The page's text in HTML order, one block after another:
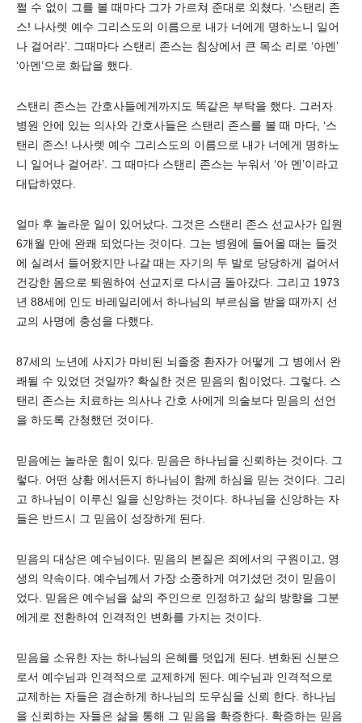
쩔 수 없이 그를 볼 때마다 그가 가르쳐 준대로 외쳤다. ‘스탠리 존
스! 나사렛 예수 그리스도의 이름으로 내가 너에게 명하노니 일어
나 걸어라’. 그때마다 스탠리 존스는 침상에서 큰 목소 리로 ‘아멘’
‘아멘’으로 화답을 했다.
스탠리 존스는 간호사들에게까지도 똑같은 부탁을 했다. 그러자
병원 안에 있는 의사와 간호사들은 스탠리 존스를 볼 때 마다, ‘스
탠리 존스! 나사렛 예수 그리스도의 이름으로 내가 너에게 명하노
니 일어나 걸어라’. 그 때마다 스탠리 존스는 누워서 ‘아 멘’이라고
대답하였다.
얼마 후 놀라운 일이 있어났다. 그것은 스탠리 존스 선교사가 입원
6개월 만에 완쾌 되었다는 것이다. 그는 병원에 들어올 때는 들것
에 실려서 들어왔지만 나갈 때는 자기의 두 발로 당당하게 걸어서
건강한 몸으로 퇴원하여 선교지로 다시금 돌아갔다. 그리고 1973
년 88세에 인도 바레일리에서 하나님의 부르심을 받을 때까지 선
교의 사명에 충성을 다했다.
87세의 노년에 사지가 마비된 뇌졸중 환자가 어떻게 그 병에서 완
쾌될 수 있었던 것일까? 확실한 것은 믿음의 힘이었다. 그렇다. 스
탠리 존스는 치료하는 의사나 간호 사에게 의술보다 믿음의 선언
을 하도록 간청했던 것이다.
믿음에는 놀라운 힘이 있다. 믿음은 하나님을 신뢰하는 것이다. 그
렇다. 어떤 상황 에서든지 하나님이 함께 하심을 믿는 것이다. 그리
고 하나님이 이루신 일을 신앙하는 것이다. 하나님을 신앙하는 자
들은 반드시 그 믿음이 성장하게 된다.
믿음의 대상은 예수님이다. 믿음의 본질은 죄에서의 구원이고, 영
생의 약속이다. 예수님께서 가장 소중하게 여기셨던 것이 믿음이
었다. 믿음은 예수님을 삶의 주인으로 인정하고 삶의 방향을 그분
에게로 전환하여 인격적인 변화를 가지는 것이다.
믿음을 소유한 자는 하나님의 은혜를 덧입게 된다. 변화된 신분으
로서 예수님과 인격적으로 교제하게 된다. 예수님과 인격적으로
교제하는 자들은 겸손하게 하나님의 도우심을 신뢰 한다. 하나님
을 신뢰하는 자들은 삶을 통해 그 믿음을 확증한다. 확증하는 믿음